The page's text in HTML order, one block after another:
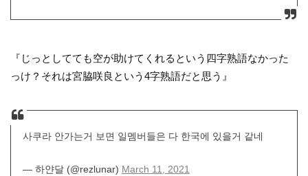
『じっとしてても空が助けてくれるという四字熟語なかった
っけ？それは宮脇咲良という4字熟語だと思う』
사쿠라 안가는거 보면 일멤버들은 다 한국에 있을거 같네
— 하얀달 (@rezlunar) March 11, 2021